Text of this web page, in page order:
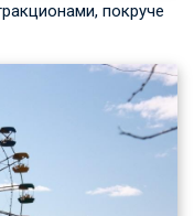
покруче